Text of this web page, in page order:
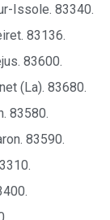
Issole. 83340.
83136.
83600.
(La). 83680.
83580.
83590.